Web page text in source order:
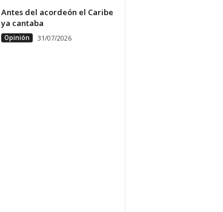
Antes del acordeón el Caribe
ya cantaba
Opinión 31/07/2026